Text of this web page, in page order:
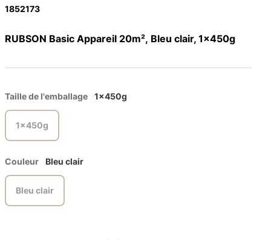
1852173
RUBSON Basic Appareil 20m², Bleu clair, 1x450g
Taille de l'emballage 1x450g
1x450g
Couleur Bleu clair
Bleu clair